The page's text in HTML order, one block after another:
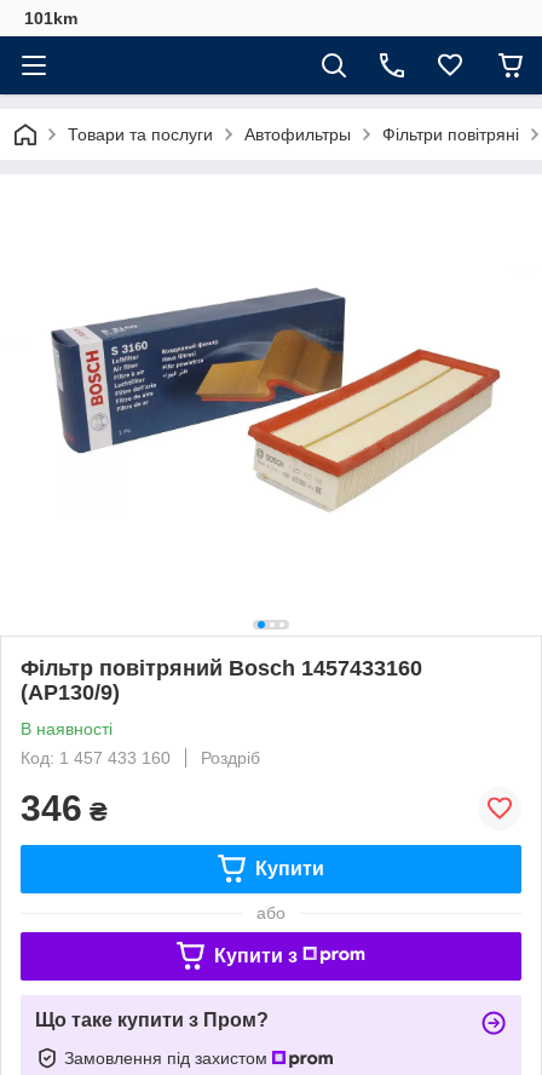
101km
Товари та послуги Автофильтры Фільтри повітряні
Фільтр повітряний Bosch 1457433160
(AP130/9)
В наявності
Код: 1 457 433 160
Роздріб
346 ₴
Купити
або
Купити з
Що таке купити з Пром?
Замовлення під захистом